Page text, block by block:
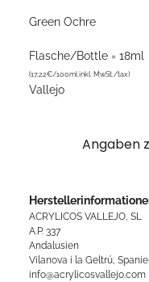
Green Ochre
Flasche/Bottle = 18ml
(17,22€/100ml inkl. MwSt./tax)
Vallejo
Angaben
ACRYLICOS VALLEJO, SL
A.P. 337
Andalusien
Vilanova i la Geltrú,
info@acrylicosvallejo.com